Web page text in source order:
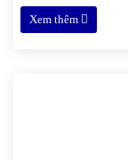
Xem thêm